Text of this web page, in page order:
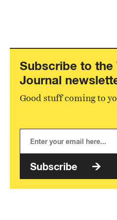
Subscribe to the
Journal
Good stuff coming to
Subscribe